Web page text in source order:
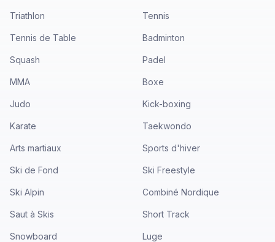
Triathlon Tennis
Tennis de Table Badminton
Squash Padel
MMA Boxe
Judo Kick-boxing
Karate Taekwondo
Arts martiaux Sports d'hiver
Ski de Fond Ski Freestyle
Ski Alpin Combiné Nordique
Saut à Skis Short Track
Snowboard Luge